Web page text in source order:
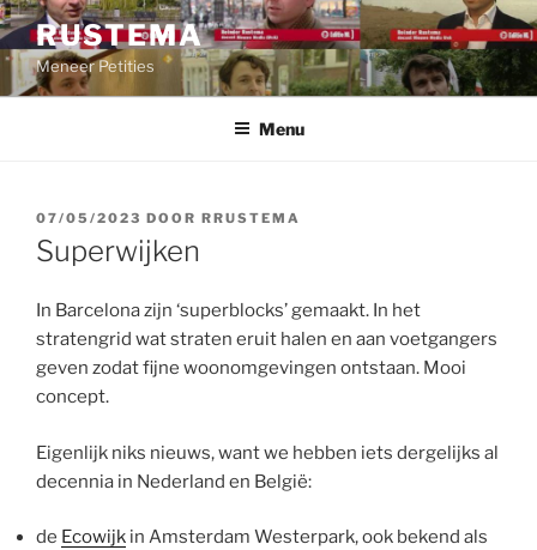
Ga
naar
inhoud
RUSTEMA
Meneer Petities
Menu
GEPLAATST
OP
07/05/2023 DOOR RRUSTEMA
Superwijken
In Barcelona zijn ‘superblocks’ gemaakt. In het
stratengrid wat straten eruit halen en aan voetgangers
geven zodat fijne woonomgevingen ontstaan. Mooi
concept.
Eigenlijk niks nieuws, want we hebben iets dergelijks al
decennia in Nederland en België:
de Ecowijk in Amsterdam Westerpark, ook bekend als